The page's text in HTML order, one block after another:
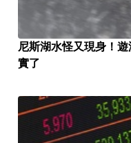
尼斯湖水怪又現身！
實了